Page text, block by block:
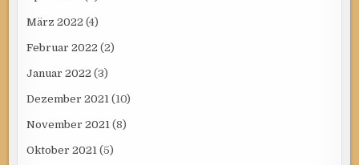
März 2022 (4)
Februar 2022 (2)
Januar 2022 (3)
Dezember 2021 (10)
November 2021 (8)
Oktober 2021 (5)